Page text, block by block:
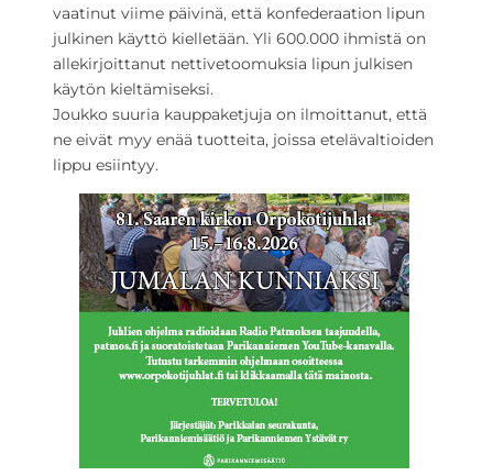
vaatinut viime päivinä, että konfederaation lipun
julkinen käyttö kielletään. Yli 600.000 ihmistä on
allekirjoittanut nettivetoomuksia lipun julkisen
käytön kieltämiseksi.
Joukko suuria kauppaketjuja on ilmoittanut, että
ne eivät myy enää tuotteita, joissa etelävaltioiden
lippu esiintyy.